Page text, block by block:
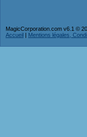
MagicCorporation.com v6.1 ©
Accueil | Mentions légales,